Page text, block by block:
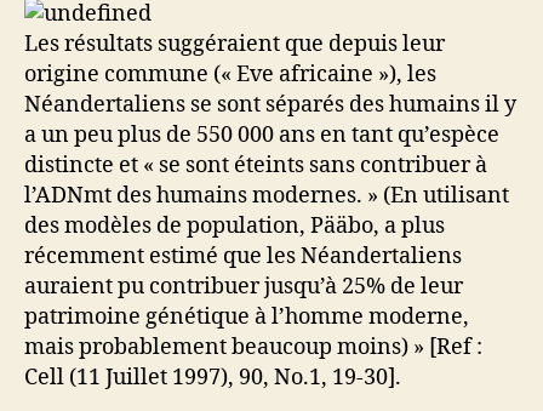
Les résultats suggéraient que depuis leur
origine commune (« Eve africaine »), les
Néandertaliens se sont séparés des humains il y
a un peu plus de 550 000 ans en tant qu’espèce
distincte et « se sont éteints sans contribuer à
l’ADNmt des humains modernes. » (En utilisant
des modèles de population, Pääbo, a plus
récemment estimé que les Néandertaliens
auraient pu contribuer jusqu’à 25% de leur
patrimoine génétique à l’homme moderne,
mais probablement beaucoup moins) » [Ref :
Cell (11 Juillet 1997), 90, No.1, 19-30].